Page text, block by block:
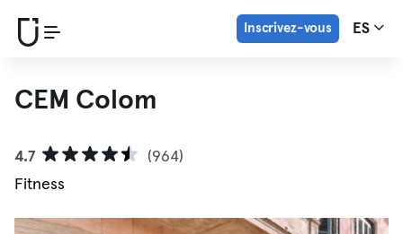
Inscrivez-vous ES
CEM Colom
4.7
(964)
Fitness